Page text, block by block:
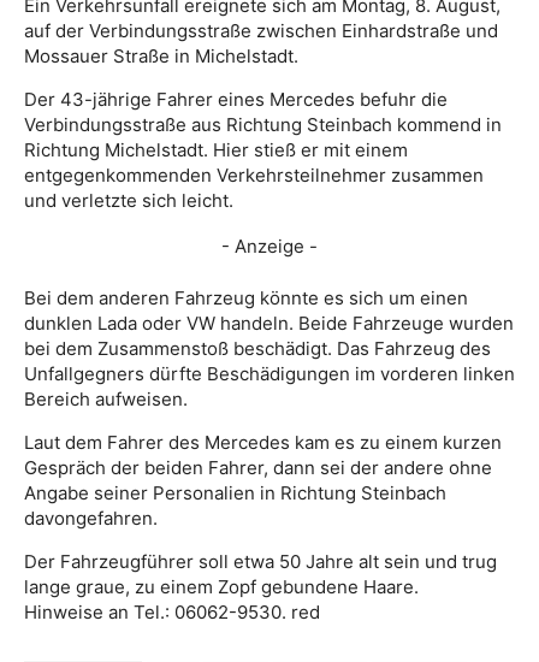
Ein Verkehrsunfall ereignete sich am Montag, 8. August,
auf der Verbindungsstraße zwischen Einhardstraße und
Mossauer Straße in Michelstadt.
Der 43-jährige Fahrer eines Mercedes befuhr die
Verbindungsstraße aus Richtung Steinbach kommend in
Richtung Michelstadt. Hier stieß er mit einem
entgegenkommenden Verkehrsteilnehmer zusammen
und verletzte sich leicht.
- Anzeige -
Bei dem anderen Fahrzeug könnte es sich um einen
dunklen Lada oder VW handeln. Beide Fahrzeuge wurden
bei dem Zusammenstoß beschädigt. Das Fahrzeug des
Unfallgegners dürfte Beschädigungen im vorderen linken
Bereich aufweisen.
Laut dem Fahrer des Mercedes kam es zu einem kurzen
Gespräch der beiden Fahrer, dann sei der andere ohne
Angabe seiner Personalien in Richtung Steinbach
davongefahren.
Der Fahrzeugführer soll etwa 50 Jahre alt sein und trug
lange graue, zu einem Zopf gebundene Haare.
Hinweise an Tel.: 06062-9530. red